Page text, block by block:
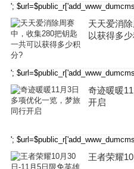
';
天天爱消
以获得多
';
奇迹暖暖
开启
';
王者荣耀